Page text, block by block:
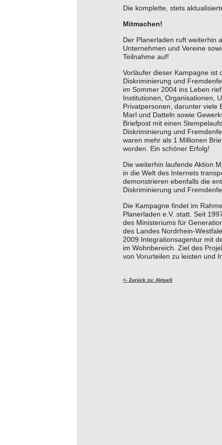
Die komplette, stets
Mitmachen!
Der Planerladen ruft weiterhin
Unternehmen und Vereine
Teilnahme auf!
Vorläufer dieser Kampagne ist
Diskriminierung und
im Sommer 2004 ins Leben
Institutionen, Organisationen,
Privatpersonen, darunter viele
Marl und Datteln sowie
Briefpost mit einen
Diskriminierung und
waren mehr als 1 Millionen
worden. Ein schöner Erfolg!
Die weiterhin laufende Aktion
in die Welt des Internets
demonstrieren ebenfalls die
Diskriminierung und
Die Kampagne findet im
Planerladen e.V. statt. Seit
des Ministeriums für
des Landes Nordrhein-
2009 Integrationsagentur mit
im Wohnbereich. Ziel des
von Vorurteilen zu leisten und
<- Zurück zu: Aktuell